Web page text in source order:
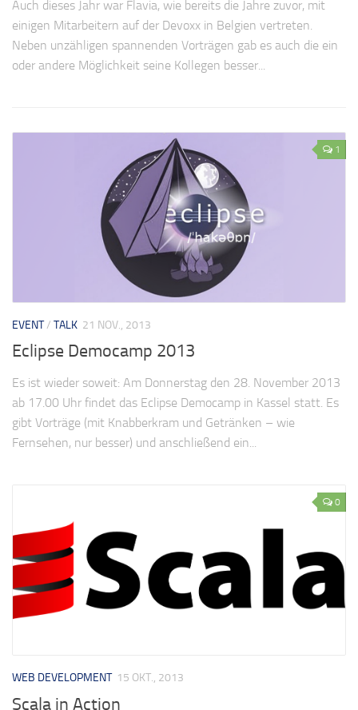
Auch dieses Jahr war Flavia, wie bereits die Jahre zuvor, mit
einigen Mitarbeitern auf der Devoxx in Belgien vertreten.
Neben unzähligen spannenden Vorträgen gab es auch die ein
oder andere Möglichkeit seine Kollegen besser...
1
EVENT/ TALK 21 NOV., 2013
Eclipse Democamp 2013
Es ist wieder soweit: Am Donnerstag den 28. November 2013
ab 17.00 Uhr findet das Eclipse Democamp in Kassel statt. Es
gibt Vorträge (mit Knabberkram und Getränken – wie
Fernsehen, nur besser) und anschließend ein...
0
WEB DEVELOPMENT 15 OKT., 2013
Scala in Action